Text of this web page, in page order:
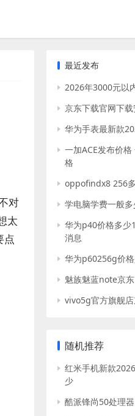
对
太
点
最近发布
2026年3000元以
京东下载官网下载
华为手表最新款
一加ACE发布价
格
oppofindx8 256
学电脑学费一般
华为p40价格多
消息
华为p60256g价
魅族魅蓝note京
vivo5g官方旗舰
随机推荐
红米手机新款
少
酷派锋尚50处理